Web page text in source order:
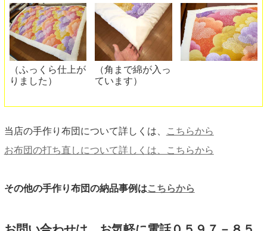
（ふっくら仕上が
りました）
（角まで綿が入っ
ています）
当店の手作り布団について詳しくは、
こちらから
お布団の打ち直しについて詳しくは、こちらから
その他の手作り布団の納品事例はこちらから